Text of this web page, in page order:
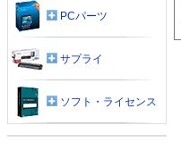
PCパーツ
サプライ
ソフト・ライセンス